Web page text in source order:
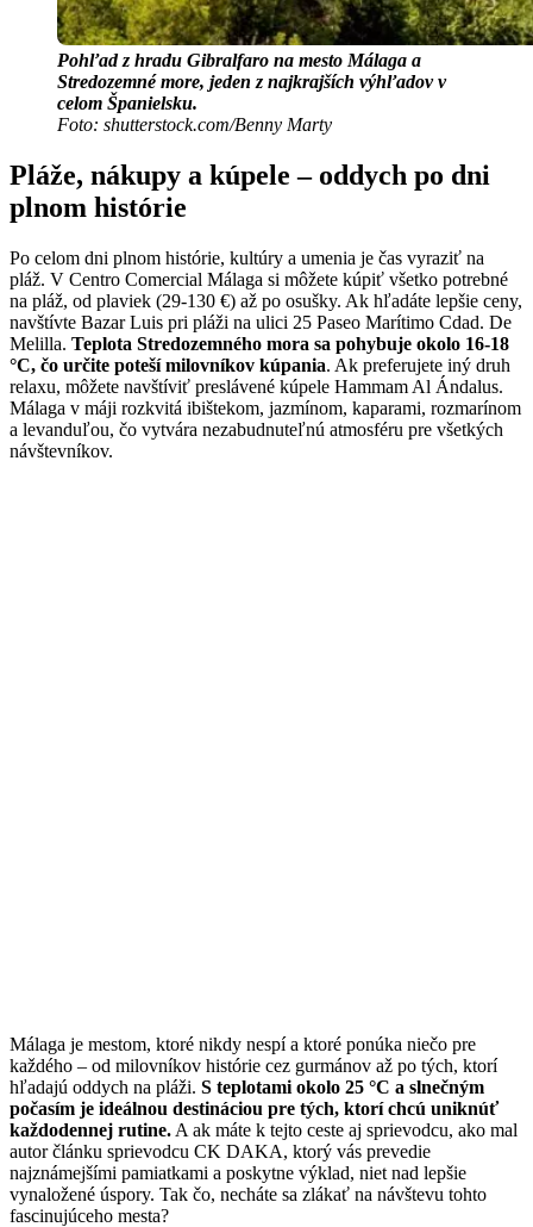
Pohľad z hradu Gibralfaro na mesto Málaga a
Stredozemné more, jeden z najkrajších výhľadov v
celom Španielsku.
Foto: shutterstock.com/Benny Marty
Pláže, nákupy a kúpele – oddych po dni
plnom histórie
Po celom dni plnom histórie, kultúry a umenia je čas vyraziť na
pláž. V Centro Comercial Málaga si môžete kúpiť všetko potrebné
na pláž, od plaviek (29-130 €) až po osušky. Ak hľadáte lepšie ceny,
navštívte Bazar Luis pri pláži na ulici 25 Paseo Marítimo Cdad. De
Melilla. Teplota Stredozemného mora sa pohybuje okolo 16-18
°C, čo určite poteší milovníkov kúpania. Ak preferujete iný druh
relaxu, môžete navštíviť preslávené kúpele Hammam Al Ándalus.
Málaga v máji rozkvitá ibištekom, jazmínom, kaparami, rozmarínom
a levanduľou, čo vytvára nezabudnuteľnú atmosféru pre všetkých
návštevníkov.
Málaga je mestom, ktoré nikdy nespí a ktoré ponúka niečo pre
každého – od milovníkov histórie cez gurmánov až po tých, ktorí
hľadajú oddych na pláži. S teplotami okolo 25 °C a slnečným
počasím je ideálnou destináciou pre tých, ktorí chcú uniknúť
každodennej rutine. A ak máte k tejto ceste aj sprievodcu, ako mal
autor článku sprievodcu CK DAKA, ktorý vás prevedie
najznámejšími pamiatkami a poskytne výklad, niet nad lepšie
vynaložené úspory. Tak čo, necháte sa zlákať na návštevu tohto
fascinujúceho mesta?